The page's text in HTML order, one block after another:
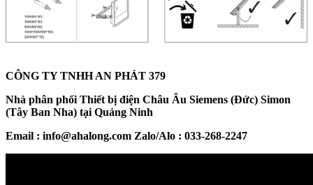
CÔNG TY TNHH AN PHÁT 379
Nhà phân phối Thiết bị điện Châu Âu Siemens (Đức) Simon
(Tây Ban Nha) tại Quảng Ninh
Email : info@ahalong.com Zalo/Alo : 033-268-2247